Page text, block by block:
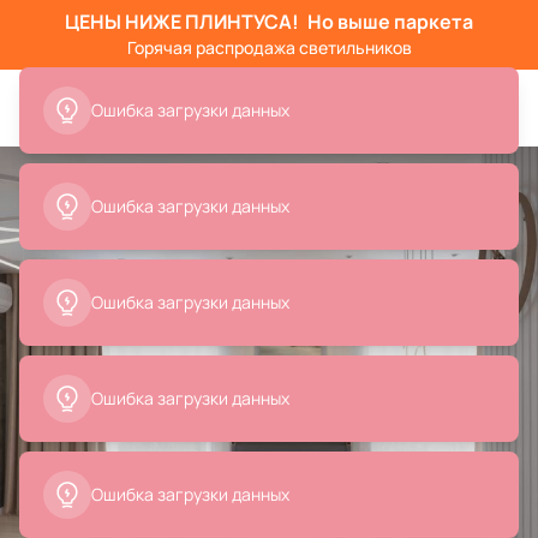
ЦЕНЫ НИЖЕ ПЛИНТУСА! Но выше паркета
Горячая распродажа светильников
Ошибка загрузки данных
Ошибка загрузки данных
Ошибка загрузки данных
Ошибка загрузки данных
Ошибка загрузки данных